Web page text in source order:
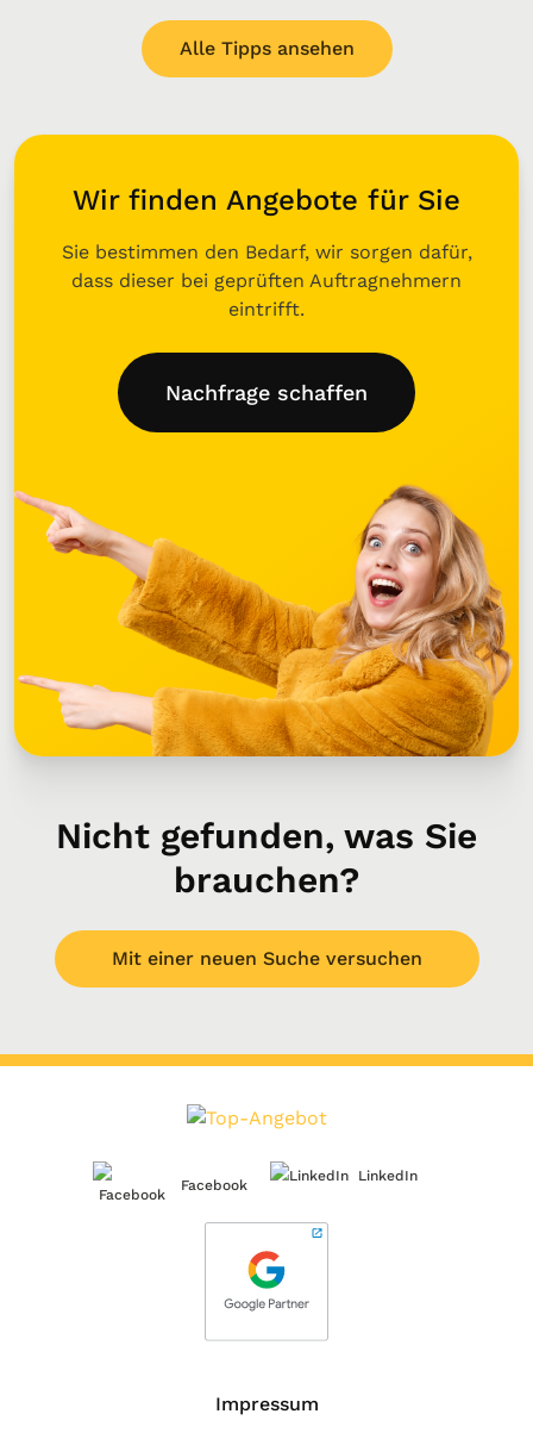
Alle Tipps ansehen
Wir finden Angebote für Sie
Sie bestimmen den Bedarf, wir sorgen dafür,
dass dieser bei geprüften Auftragnehmern
eintrifft.
Nachfrage schaffen
Nicht gefunden, was Sie
brauchen?
Mit einer neuen Suche versuchen
Facebook
LinkedIn
Impressum